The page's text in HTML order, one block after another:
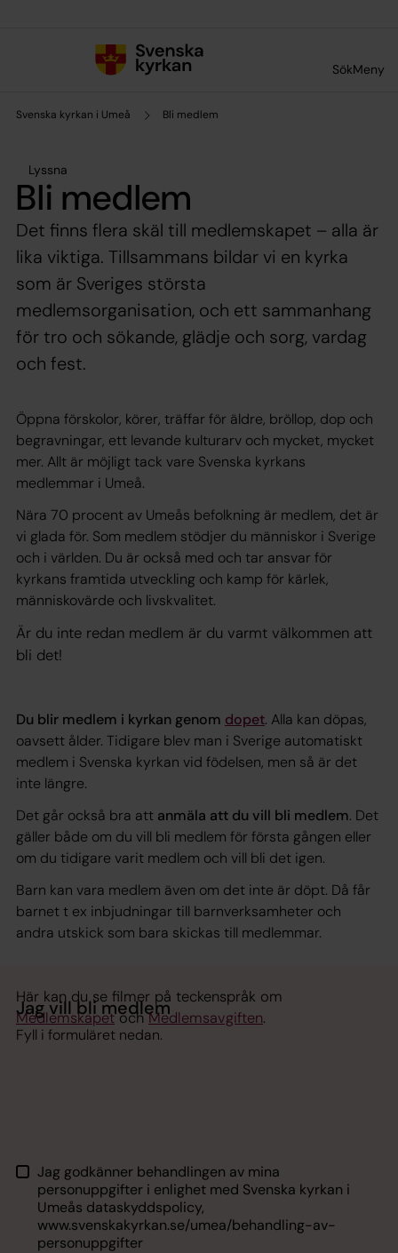
SökMeny
Svenska kyrkan i Umeå Bli medlem
Lyssna
Bli medlem
Det finns flera skäl till medlemskapet – alla är
lika viktiga. Tillsammans bildar vi en kyrka
som är Sveriges största
medlemsorganisation, och ett sammanhang
för tro och sökande, glädje och sorg, vardag
och fest.
Öppna förskolor, körer, träffar för äldre, bröllop, dop och
begravningar, ett levande kulturarv och mycket, mycket
mer. Allt är möjligt tack vare Svenska kyrkans
medlemmar i Umeå.
Nära 70 procent av Umeås befolkning är medlem, det är
vi glada för. Som medlem stödjer du människor i Sverige
och i världen. Du är också med och tar ansvar för
kyrkans framtida utveckling och kamp för kärlek,
människovärde och livskvalitet.
Är du inte redan medlem är du varmt välkommen att
bli det!
Du blir medlem i kyrkan genom dopet. Alla kan döpas,
oavsett ålder. Tidigare blev man i Sverige automatiskt
medlem i Svenska kyrkan vid födelsen, men så är det
inte längre.
Det går också bra att anmäla att du vill bli medlem. Det
gäller både om du vill bli medlem för första gången eller
om du tidigare varit medlem och vill bli det igen.
Barn kan vara medlem även om det inte är döpt. Då får
barnet t ex inbjudningar till barnverksamheter och
andra utskick som bara skickas till medlemmar.
Här kan du se filmer på teckenspråk om
MedlemskapetochMedlemsavgiften.
Jag vill bli medlem
Fyll i formuläret nedan.
Jag godkänner behandlingen av mina
personuppgifter i enlighet med Svenska kyrkan i
Umeås dataskyddspolicy,
www.svenskakyrkan.se/umea/behandling-av-
personuppgifter